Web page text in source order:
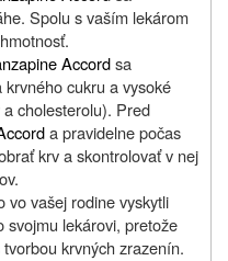
Spolu s vaším lekárom
Accordsa
cukru a vysoké
cholesterolu). Pred
a pravidelne počas
krv a skontrolovať v nej
vo vašej rodine vyskytli
svojmu lekárovi, pretože
krvných zrazenín.